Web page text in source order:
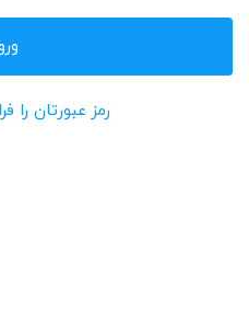
رمز عبورتان را